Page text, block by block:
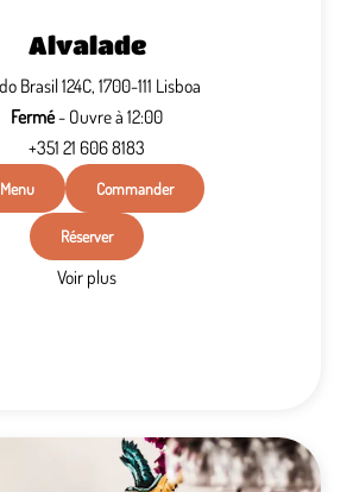
Alvalade
Av. do Brasil 124C, 1700-111 Lisboa
Fermé- Ouvre à 12:00
+351 21 606 8183
Menu Commander
Réserver
Voir plus